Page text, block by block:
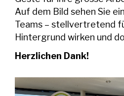
Auf dem Bild sehen Sie
Teams – stellvertretend
Hintergrund wirken und
Herzlichen Dank!